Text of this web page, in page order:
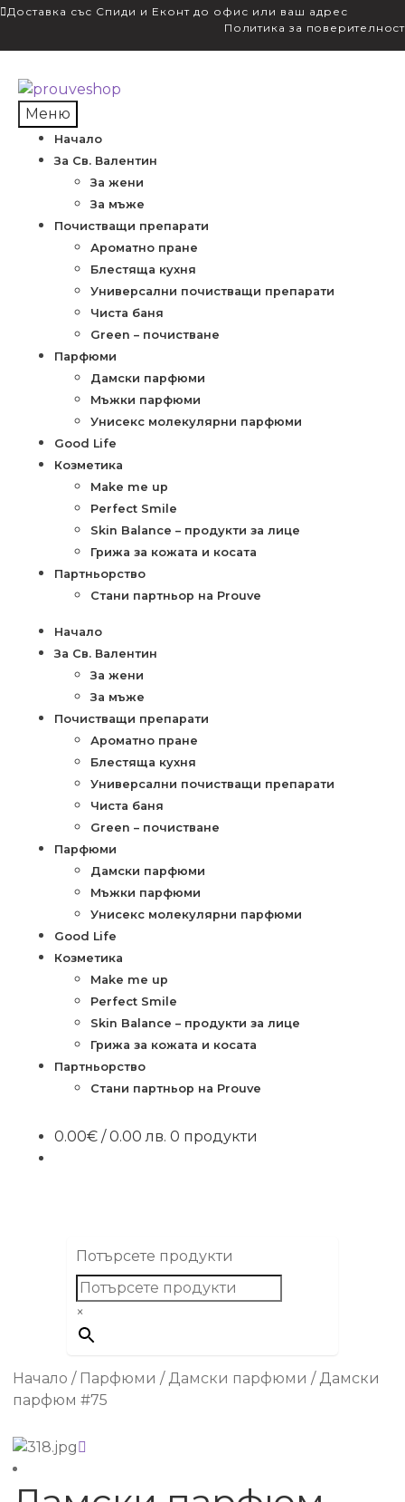
Доставка със Спиди и Еконт до офис или ваш адрес
Политика за поверителност
Skip
to
navigation
Skip
to
content
Меню
Начало
За Св. Валентин
За жени
За мъже
Почистващи препарати
Ароматно пране
Блестяща кухня
Универсални почистващи препарати
Чиста баня
Green – почистване
Парфюми
Дамски парфюми
Мъжки парфюми
Унисекс молекулярни парфюми
Good Life
Козметика
Make me up
Perfect Smile
Skin Balance – продукти за лице
Грижа за кожата и косата
Партньорство
Стани партньор на Prouve
Начало
За Св. Валентин
За жени
За мъже
Почистващи препарати
Ароматно пране
Блестяща кухня
Универсални почистващи препарати
Чиста баня
Green – почистване
Парфюми
Дамски парфюми
Мъжки парфюми
Унисекс молекулярни парфюми
Good Life
Козметика
Make me up
Perfect Smile
Skin Balance – продукти за лице
Грижа за кожата и косата
Партньорство
Стани партньор на Prouve
0.00€ / 0.00 лв. 0 продукти
Потърсете продукти
×
Начало / Парфюми / Дамски парфюми / Дамски
парфюм #75